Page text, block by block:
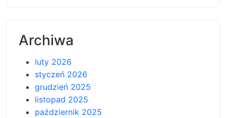
Archiwa
luty 2026
styczeń 2026
grudzień 2025
listopad 2025
październik 2025